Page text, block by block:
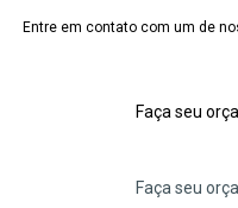
Entre em contato com um de
Faça seu
Faça seu